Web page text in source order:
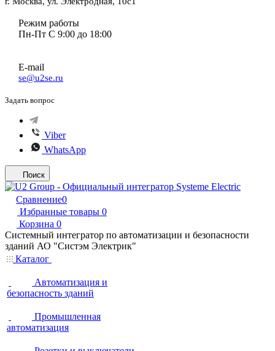
Режим работы
Пн-Пт С 9:00 до 18:00
E-mail
se@u2se.ru
Задать вопрос
Viber
WhatsApp
Поиск
Сравнение0
Избранные товары 0
Корзина 0
Системный интегратор по автоматизации и безопасности
зданий АО "Систэм Электрик"
Каталог
Автоматизация и
безопасность зданий
Промышленная
автоматизация